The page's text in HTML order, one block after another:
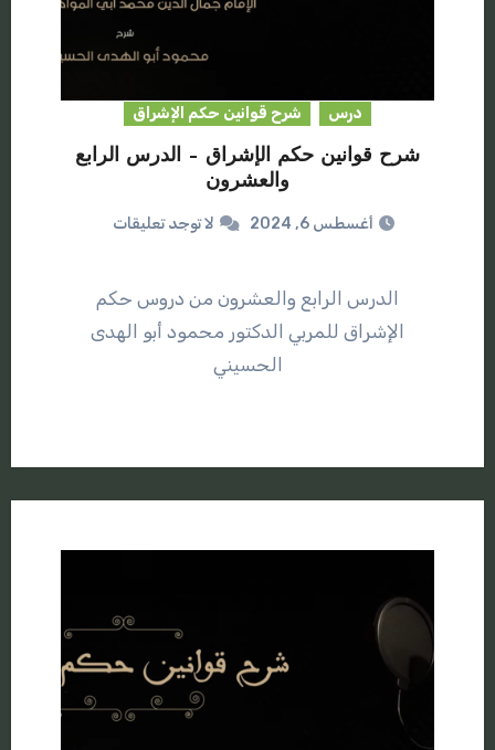
درس شرح قوانين حكم الإشراق
شرح قوانين حكم الإشراق – الدرس الرابع
والعشرون
أغسطس 6, 2024 لا توجد تعليقات
الدرس الرابع والعشرون من دروس حكم
الإشراق للمربي الدكتور محمود أبو الهدى
الحسيني